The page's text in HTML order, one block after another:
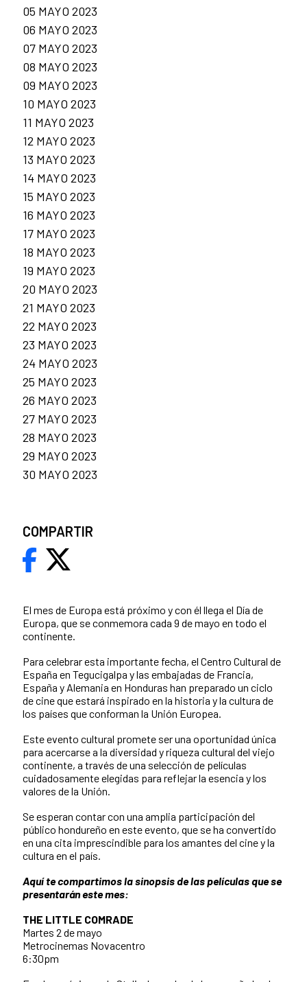
El mes de Europa está próximo y con él llega el Día de
Europa, que se conmemora cada 9 de mayo en todo el
continente.
Para celebrar esta importante fecha, el Centro Cultural de
España en Tegucigalpa y las embajadas de Francia,
España y Alemania en Honduras han preparado un ciclo
de cine que estará inspirado en la historia y la cultura de
los países que conforman la Unión Europea.
Este evento cultural promete ser una oportunidad única
para acercarse a la diversidad y riqueza cultural del viejo
continente, a través de una selección de películas
cuidadosamente elegidas para reflejar la esencia y los
valores de la Unión.
Se esperan contar con una amplia participación del
público hondureño en este evento, que se ha convertido
en una cita imprescindible para los amantes del cine y la
cultura en el país.
Aquí te compartimos la sinopsis de las películas que se
presentarán este mes:
THE LITTLE COMRADE
Martes 2 de mayo
Metrocinemas Novacentro
6:30pm
05 MAYO 2023
06 MAYO 2023
07 MAYO 2023
08 MAYO 2023
09 MAYO 2023
10 MAYO 2023
11 MAYO 2023
12 MAYO 2023
13 MAYO 2023
14 MAYO 2023
15 MAYO 2023
16 MAYO 2023
17 MAYO 2023
18 MAYO 2023
19 MAYO 2023
20 MAYO 2023
21 MAYO 2023
22 MAYO 2023
23 MAYO 2023
24 MAYO 2023
25 MAYO 2023
26 MAYO 2023
27 MAYO 2023
28 MAYO 2023
29 MAYO 2023
30 MAYO 2023
COMPARTIR